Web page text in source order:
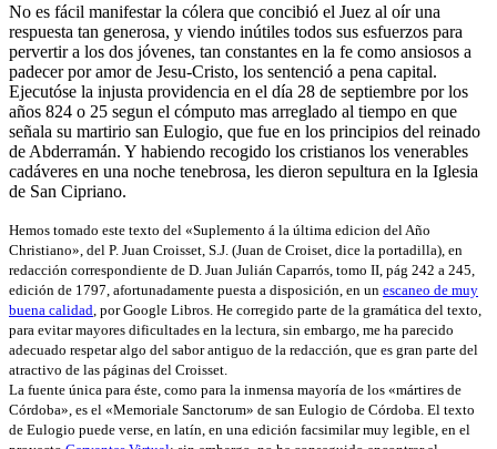
No es fácil manifestar la cólera que concibió el Juez al oír una
respuesta tan generosa, y viendo inútiles todos sus esfuerzos para
pervertir a los dos jóvenes, tan constantes en la fe como ansiosos a
padecer por amor de Jesu-Cristo, los sentenció a pena capital.
Ejecutóse la injusta providencia en el día 28 de septiembre por los
años 824 o 25 segun el cómputo mas arreglado al tiempo en que
señala su martirio san Eulogio, que fue en los principios del reinado
de Abderramán. Y habiendo recogido los cristianos los venerables
cadáveres en una noche tenebrosa, les dieron sepultura en la Iglesia
de San Cipriano.
Hemos tomado este texto del «Suplemento á la última edicion del Año
Christiano», del P. Juan Croisset, S.J. (Juan de Croiset, dice la portadilla), en
redacción correspondiente de D. Juan Julián Caparrós, tomo II, pág 242 a 245,
edición de 1797, afortunadamente puesta a disposición, en un escaneo de muy
buena calidad , por Google Libros. He corregido parte de la gramática del texto,
para evitar mayores dificultades en la lectura, sin embargo, me ha parecido
adecuado respetar algo del sabor antiguo de la redacción, que es gran parte del
atractivo de las páginas del Croisset.
La fuente única para éste, como para la inmensa mayoría de los «mártires de
Córdoba», es el «Memoriale Sanctorum» de san Eulogio de Córdoba. El texto
de Eulogio puede verse, en latín, en una edición facsimilar muy legible, en el